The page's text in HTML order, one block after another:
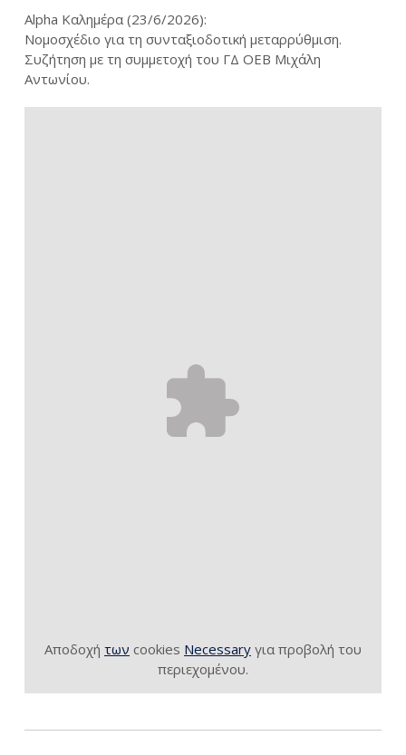
Alpha Καλημέρα (23/6/2026):
Νομοσχέδιο για τη συνταξιοδοτική μεταρρύθμιση.
Συζήτηση με τη συμμετοχή του ΓΔ ΟΕΒ Μιχάλη
Αντωνίου.
Αποδοχή των cookies Necessary για προβολή του
περιεχομένου.